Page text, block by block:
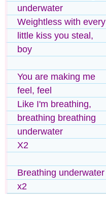
underwater
Weightless with every
little kiss you steal,
boy
You are making me
feel, feel
Like I'm breathing,
breathing breathing
underwater
X2
Breathing underwater
x2